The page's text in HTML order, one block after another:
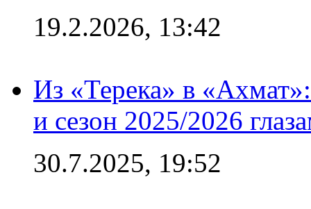
19.2.2026, 13:42
Из «Терека» в
и сезон 2025/2026
30.7.2025, 19:52